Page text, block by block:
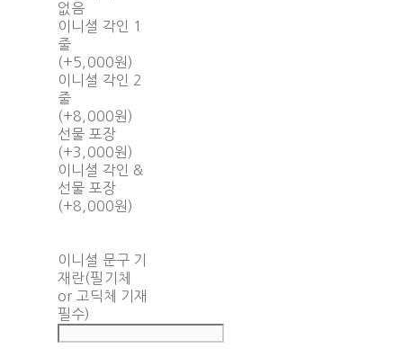
없음
이니셜 각인 1
줄
(+5,000원)
이니셜 각인 2
줄
(+8,000원)
선물 포장
(+3,000원)
이니셜 각인 &
선물 포장
(+8,000원)
이니셜 문구 기
재란(필기체
or 고딕체 기재
필수)